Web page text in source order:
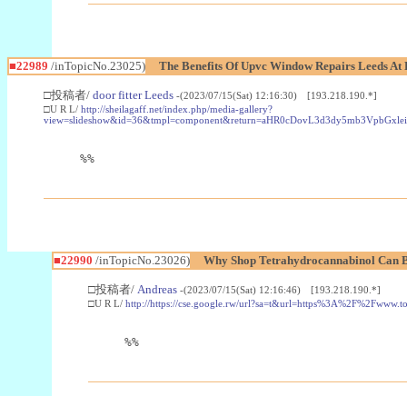
■22989 /inTopicNo.23025) The Benefits Of Upvc Window Repairs Leeds
□投稿者/ door fitter Leeds -(2023/07/15(Sat) 12:16:30) [193.218.190.*]
□U R L/ http://sheilagaff.net/index.php/media-gallery?
%%
■22990 /inTopicNo.23026) Why Shop Tetrahydrocannabinol Can
□投稿者/ Andreas -(2023/07/15(Sat) 12:16:46) [193.218.190.*]
□U R L/ http://https://cse.google.rw/
%%